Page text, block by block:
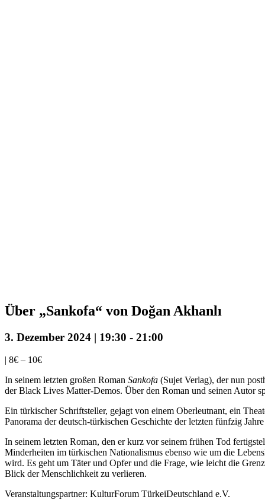
Über „Sankofa“ von Doğan Akhanlı
3. Dezember 2024 | 19:30 - 21:00
| 8€ – 10€
In seinem letzten großen Roman Sankofa (Sujet Verlag), der nun
der Black Lives Matter-Demos. Über den Roman und seinen Autor
Ein türkischer Schriftsteller, gejagt von einem Oberleutnant, ein
Panorama der deutsch-türkischen Geschichte der letzten fünfzig
In seinem letzten Roman, den er kurz vor seinem frühen Tod
Minderheiten im türkischen Nationalismus ebenso wie um die
wird. Es geht um Täter und Opfer und die Frage, wie leicht die
Blick der Menschlichkeit zu verlieren.
Veranstaltungspartner: KulturForum TürkeiDeutschland e.V.